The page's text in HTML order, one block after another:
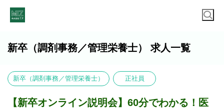
新卒（調剤事務／管理栄養士） 求人一覧
新卒（調剤事務／管理栄養士） 正社員
【新卒オンライン説明会】60分でわかる！医